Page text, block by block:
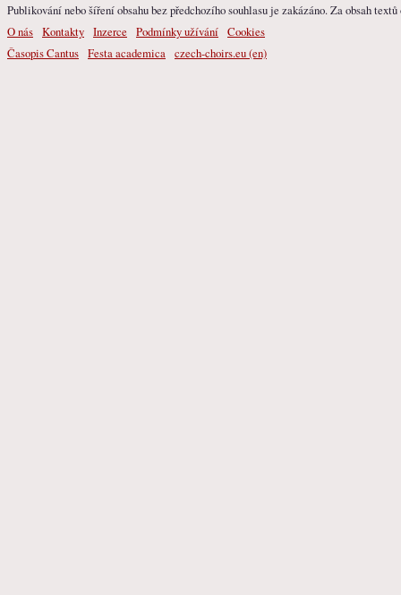
Publikování nebo šíření obsahu bez předchozího souhlasu je zakázáno. Za obsah
O nás Kontakty Inzerce Podmínky užívání Cookies
Časopis Cantus Festa academica czech-choirs.eu (en)